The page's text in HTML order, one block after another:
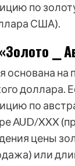
по
США).
⎯
основана
доллара.
по
AUD/XXX
цены
или